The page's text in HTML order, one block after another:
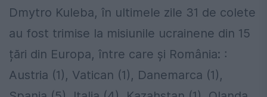
Dmytro Kuleba, în ultimele zile 31 de colete
au fost trimise la misiunile ucrainene din 15
țări din Europa, între care și România: :
Austria (1), Vatican (1), Danemarca (1),